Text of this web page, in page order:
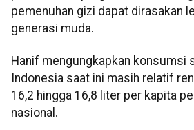
pemenuhan gizi dapat dirasakan
generasi muda.
Hanif mengungkapkan konsumsi
Indonesia saat ini masih relatif
16,2 hingga 16,8 liter per kapita
nasional.